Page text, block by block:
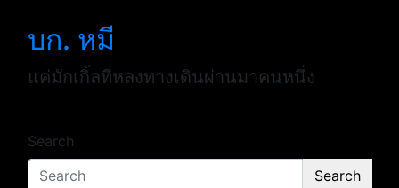
บก. หมี
แค่มักเกิ้ลที่หลงทางเดินผ่านมาคนหนึ่ง
Search
Search